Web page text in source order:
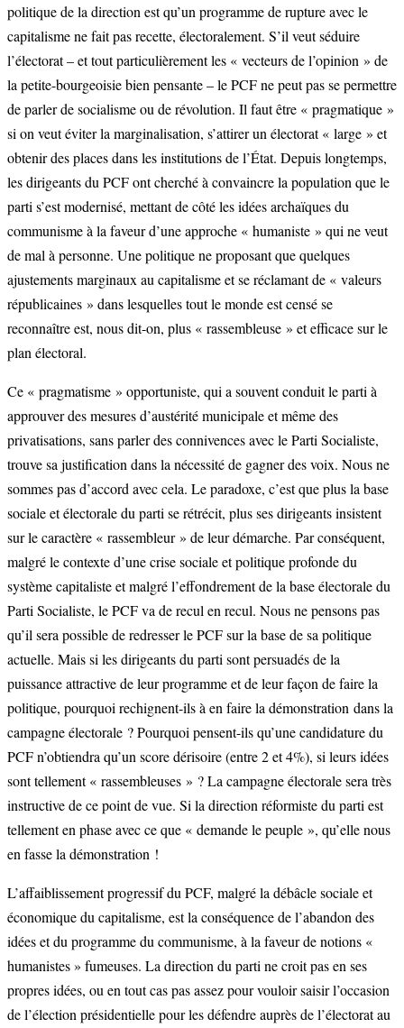
politique de la direction est qu’un programme de rupture avec le
capitalisme ne fait pas recette, électoralement. S’il veut séduire
l’électorat – et tout particulièrement les « vecteurs de l’opinion » de
la petite-bourgeoisie bien pensante – le PCF ne peut pas se permettre
de parler de socialisme ou de révolution. Il faut être « pragmatique »
si on veut éviter la marginalisation, s’attirer un électorat « large » et
obtenir des places dans les institutions de l’État. Depuis longtemps,
les dirigeants du PCF ont cherché à convaincre la population que le
parti s’est modernisé, mettant de côté les idées archaïques du
communisme à la faveur d’une approche « humaniste » qui ne veut
de mal à personne. Une politique ne proposant que quelques
ajustements marginaux au capitalisme et se réclamant de « valeurs
républicaines » dans lesquelles tout le monde est censé se
reconnaître est, nous dit-on, plus « rassembleuse » et efficace sur le
plan électoral.
Ce « pragmatisme » opportuniste, qui a souvent conduit le parti à
approuver des mesures d’austérité municipale et même des
privatisations, sans parler des connivences avec le Parti Socialiste,
trouve sa justification dans la nécessité de gagner des voix. Nous ne
sommes pas d’accord avec cela. Le paradoxe, c’est que plus la base
sociale et électorale du parti se rétrécit, plus ses dirigeants insistent
sur le caractère « rassembleur » de leur démarche. Par conséquent,
malgré le contexte d’une crise sociale et politique profonde du
système capitaliste et malgré l’effondrement de la base électorale du
Parti Socialiste, le PCF va de recul en recul. Nous ne pensons pas
qu’il sera possible de redresser le PCF sur la base de sa politique
actuelle. Mais si les dirigeants du parti sont persuadés de la
puissance attractive de leur programme et de leur façon de faire la
politique, pourquoi rechignent-ils à en faire la démonstration dans la
campagne électorale ? Pourquoi pensent-ils qu’une candidature du
PCF n’obtiendra qu’un score dérisoire (entre 2 et 4%), si leurs idées
sont tellement « rassembleuses » ? La campagne électorale sera très
instructive de ce point de vue. Si la direction réformiste du parti est
tellement en phase avec ce que « demande le peuple », qu’elle nous
en fasse la démonstration !
L’affaiblissement progressif du PCF, malgré la débâcle sociale et
économique du capitalisme, est la conséquence de l’abandon des
idées et du programme du communisme, à la faveur de notions «
humanistes » fumeuses. La direction du parti ne croit pas en ses
propres idées, ou en tout cas pas assez pour vouloir saisir l’occasion
de l’élection présidentielle pour les défendre auprès de l’électorat au